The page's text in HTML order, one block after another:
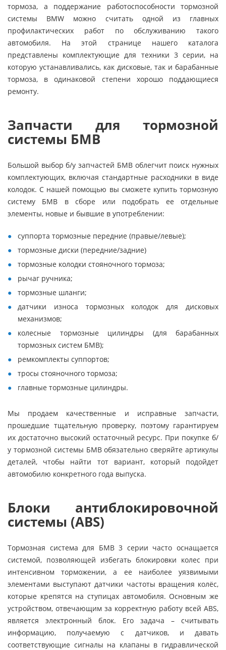
тормоза, а поддержание работоспособности тормозной
системы BMW можно считать одной из главных
профилактических работ по обслуживанию такого
автомобиля. На этой странице нашего каталога
представлены комплектующие для техники 3 серии, на
которую устанавливались, как дисковые, так и барабанные
тормоза, в одинаковой степени хорошо поддающиеся
ремонту.
Запчасти для тормозной
системы БМВ
Большой выбор б/у запчастей БМВ облегчит поиск нужных
комплектующих, включая стандартные расходники в виде
колодок. С нашей помощью вы сможете купить тормозную
систему БМВ в сборе или подобрать ее отдельные
элементы, новые и бывшие в употреблении:
суппорта тормозные передние (правые/левые);
тормозные диски (передние/задние)
тормозные колодки стояночного тормоза;
рычаг ручника;
тормозные шланги;
датчики износа тормозных колодок для дисковых
механизмов;
колесные тормозные цилиндры (для барабанных
тормозных систем БМВ);
ремкомплекты суппортов;
тросы стояночного тормоза;
главные тормозные цилиндры.
Мы продаем качественные и исправные запчасти,
прошедшие тщательную проверку, поэтому гарантируем
их достаточно высокий остаточный ресурс. При покупке б/
у тормозной системы БМВ обязательно сверяйте артикулы
деталей, чтобы найти тот вариант, который подойдет
автомобилю конкретного года выпуска.
Блоки антиблокировочной
системы (ABS)
Тормозная система для БМВ 3 серии часто оснащается
системой, позволяющей избегать блокировки колес при
интенсивном торможении, а ее наиболее уязвимыми
элементами выступают датчики частоты вращения колёс,
которые крепятся на ступицах автомобиля. Основным же
устройством, отвечающим за корректную работу всей ABS,
является электронный блок. Его задача – считывать
информацию, получаемую с датчиков, и давать
соответствующие сигналы на клапаны в гидравлической